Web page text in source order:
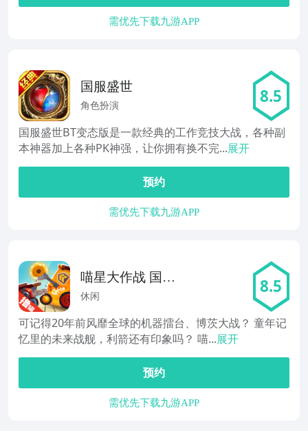
需优先下载九游APP
国服盛世
角色扮演 8.5
国服盛世BT变态版是一款经典的工作竞技大战，各种副
本神器加上各种PK神强，让你拥有换不完...展开
预约
需优先下载九游APP
喵星大作战 国服
版
休闲 8.5
可记得20年前风靡全球的机器擂台、博茨大战？ 童年记
忆里的未来战舰，利箭还有印象吗？ 喵...展开
预约
需优先下载九游APP